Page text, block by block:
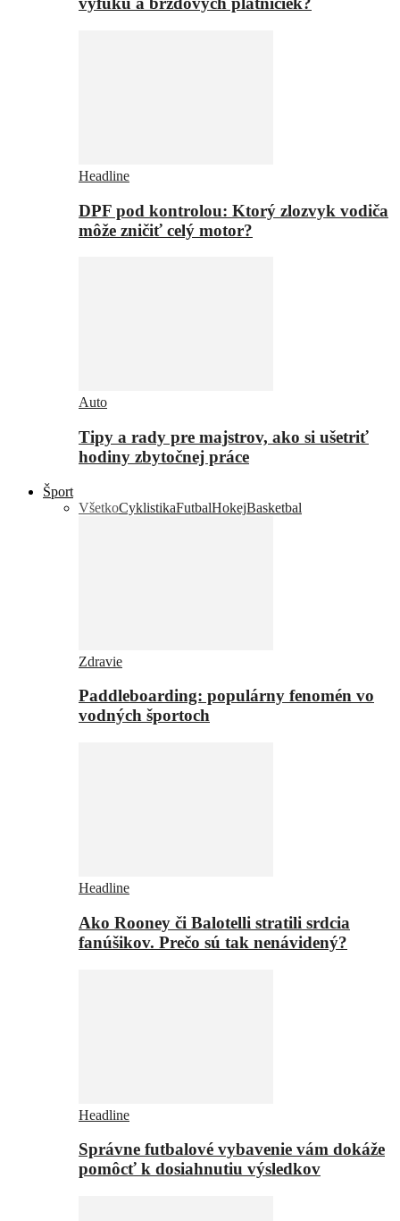
Headline
DPF pod kontrolou: Ktorý zlozvyk vodiča
môže zničiť celý motor?
Auto
Tipy a rady pre majstrov, ako si ušetriť
hodiny zbytočnej práce
Šport
VšetkoCyklistikaFutbalHokejBasketbal
Zdravie
Paddleboarding: populárny fenomén vo
vodných športoch
Headline
Ako Rooney či Balotelli stratili srdcia
fanúšikov. Prečo sú tak nenávidený?
Headline
Správne futbalové vybavenie vám dokáže
pomôcť k dosiahnutiu výsledkov